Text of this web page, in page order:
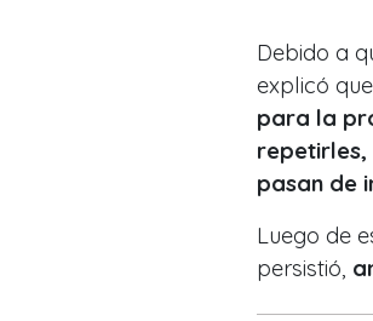
Debido a
explicó que
para la
repetirles,
pasan de
Luego de
persistió,